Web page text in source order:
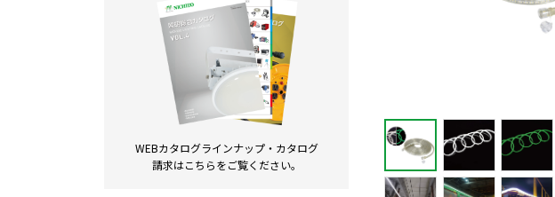
WEBカタログラインナップ・ カタログ
請求はこちらをご覧ください。